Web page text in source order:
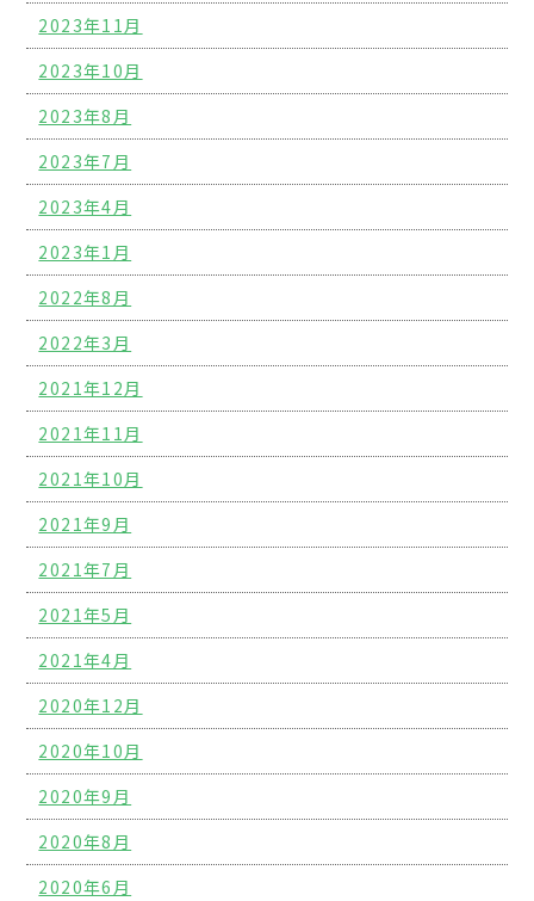
2023年11月
2023年10月
2023年8月
2023年7月
2023年4月
2023年1月
2022年8月
2022年3月
2021年12月
2021年11月
2021年10月
2021年9月
2021年7月
2021年5月
2021年4月
2020年12月
2020年10月
2020年9月
2020年8月
2020年6月